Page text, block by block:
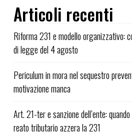
Articoli recenti
Riforma 231 e modello organizzativo:
di legge del 4 agosto
Periculum in mora nel sequestro
motivazione manca
Art. 21-ter e sanzione dell’ente:
reato tributario azzera la 231